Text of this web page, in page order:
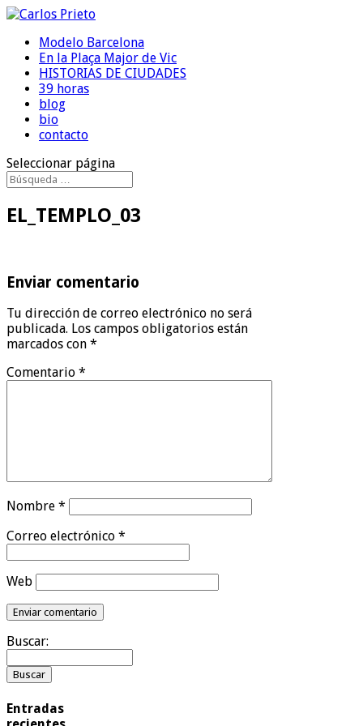
Modelo Barcelona
En la Plaça Major de Vic
HISTORIAS DE CIUDADES
39 horas
blog
bio
contacto
Seleccionar página
EL_TEMPLO_03
Enviar comentario
Tu dirección de correo electrónico no será
publicada. Los campos obligatorios están
marcados con *
Comentario *
Nombre *
Correo electrónico *
Web
Buscar:
Entradas